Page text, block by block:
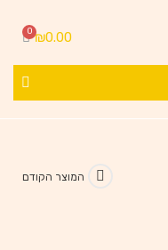
₪0.00
המוצר הקודם